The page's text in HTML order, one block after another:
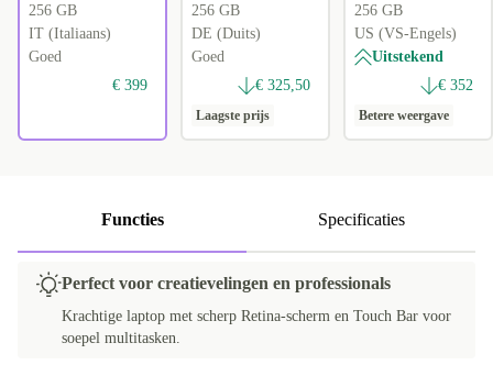
256 GB
IT (Italiaans)
Goed
€ 399
256 GB
DE (Duits)
Goed
€ 325,50
Laagste prijs
256 GB
US (VS-Engels)
Uitstekend
€ 352
Betere weergave
Functies Specificaties
Perfect voor creatievelingen en professionals
Krachtige laptop met scherp Retina-scherm en Touch Bar voor
soepel multitasken.